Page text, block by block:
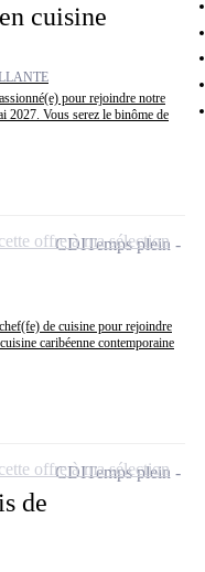
cuisine
pour rejoindre notre
2027. Vous serez le binôme de
de cuisine pour rejoindre
caribéenne contemporaine
CDITemps plein
offre à ma sélection
de
CDITemps plein
offre à ma sélection